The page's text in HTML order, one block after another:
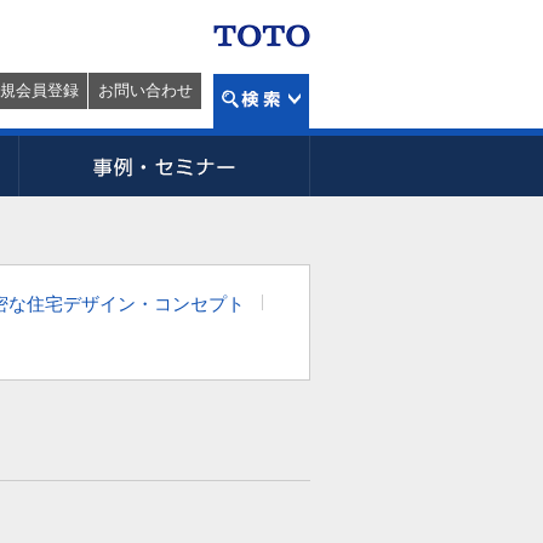
会員登録 お問い合わせ
な住宅デザイン・コンセプト